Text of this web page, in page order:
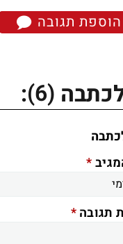
הוספת תגובה
(6)
:
*
תגובה*